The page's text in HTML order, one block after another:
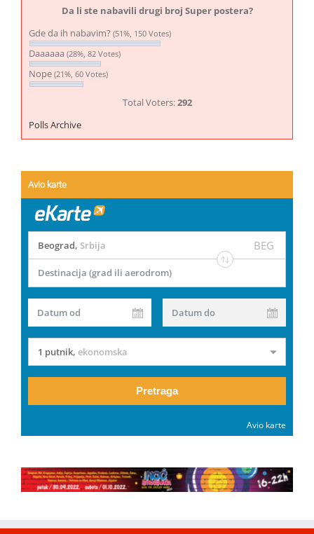
Da li ste nabavili drugi broj Super postera?
Gde da ih nabavim? (51%, 150 Votes)
Daaaaaa (28%, 82 Votes)
Nope (21%, 60 Votes)
Total Voters:292
Polls Archive
Avio karte
Beograd, Srbija BEG
Destinacija (grad ili aerodrom)
Datum od Datum do
1 putnik, ekonomska
Pretraga
Avio karte